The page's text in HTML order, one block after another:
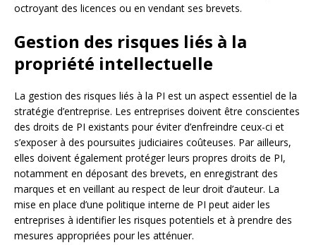
octroyant des licences ou en vendant ses brevets.
Gestion des risques liés à la
propriété intellectuelle
La gestion des risques liés à la PI est un aspect essentiel de la
stratégie d’entreprise. Les entreprises doivent être conscientes
des droits de PI existants pour éviter d’enfreindre ceux-ci et
s’exposer à des poursuites judiciaires coûteuses. Par ailleurs,
elles doivent également protéger leurs propres droits de PI,
notamment en déposant des brevets, en enregistrant des
marques et en veillant au respect de leur droit d’auteur. La
mise en place d’une politique interne de PI peut aider les
entreprises à identifier les risques potentiels et à prendre des
mesures appropriées pour les atténuer.